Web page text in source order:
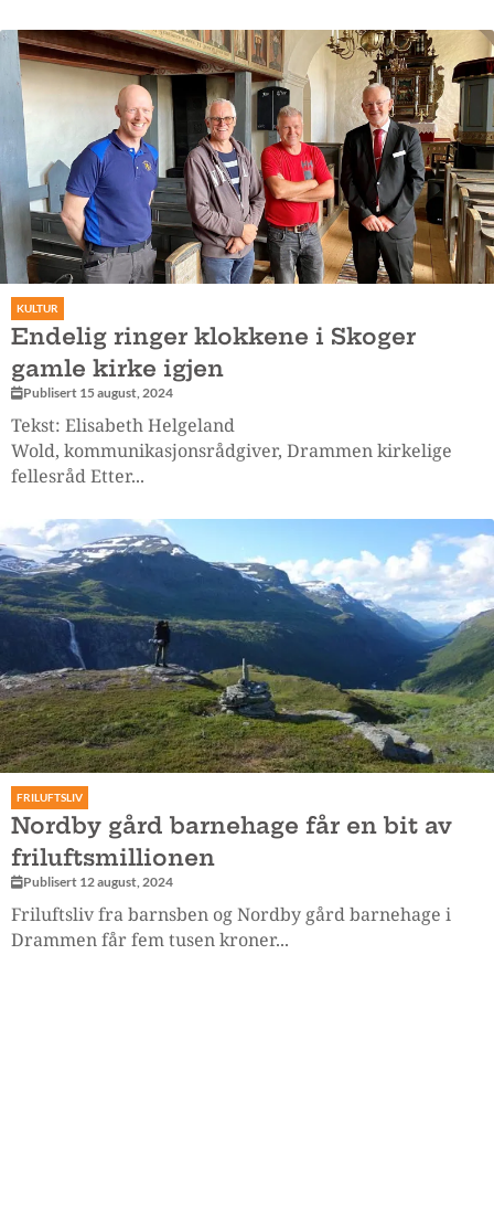
KULTUR
Endelig ringer klokkene i Skoger
gamle kirke igjen
Publisert 15 august, 2024
Tekst: Elisabeth Helgeland
Wold, kommunikasjonsrådgiver, Drammen kirkelige
fellesråd Etter...
FRILUFTSLIV
Nordby gård barnehage får en bit av
friluftsmillionen
Publisert 12 august, 2024
Friluftsliv fra barnsben og Nordby gård barnehage i
Drammen får fem tusen kroner...